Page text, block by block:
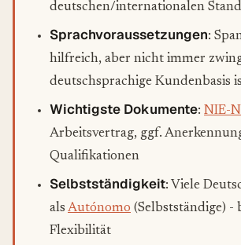
deutschen/internationalen
Sprachvoraussetzungen:
hilfreich, aber nicht immer
deutschsprachige Kundenbasis
Wichtigste Dokumente: NIE-
Arbeitsvertrag, ggf.
Qualifikationen
Selbstständigkeit: Viele
als Autónomo (Selbstständige) -
Flexibilität